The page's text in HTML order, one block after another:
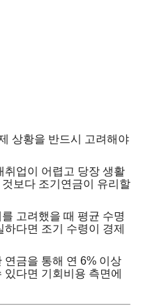
상황을 반드시 고려해야
취업이 어렵고 당장 생활
보다 조기연금이 유리할
고려했을 때 평균 수명
다면 조기 수령이 경제
연금을 통해 연 6% 이상
다면 기회비용 측면에